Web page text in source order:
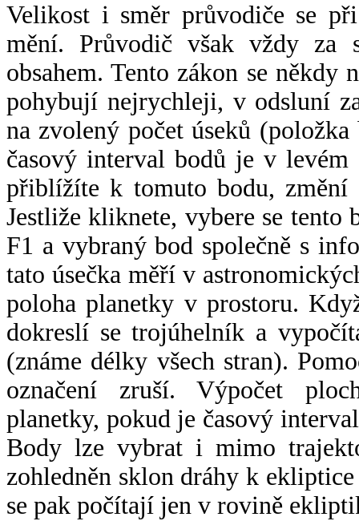
Velikost i směr průvodiče se
mění. Průvodič však vždy za
obsahem. Tento zákon se někdy
pohybují nejrychleji, v odsluní
na zvolený počet úseků
časový interval bodů je v
přiblížíte k tomuto bodu,
Jestliže kliknete, vybere se tento
F1 a vybraný bod společně s
tato úsečka měří v
poloha planetky v prostoru.
dokreslí se trojúhelník a
(známe délky všech stran).
označení zruší. Výpočet
planetky, pokud je časový
Body lze vybrat i mimo
zohledněn sklon dráhy k
se pak počítají jen v rovině